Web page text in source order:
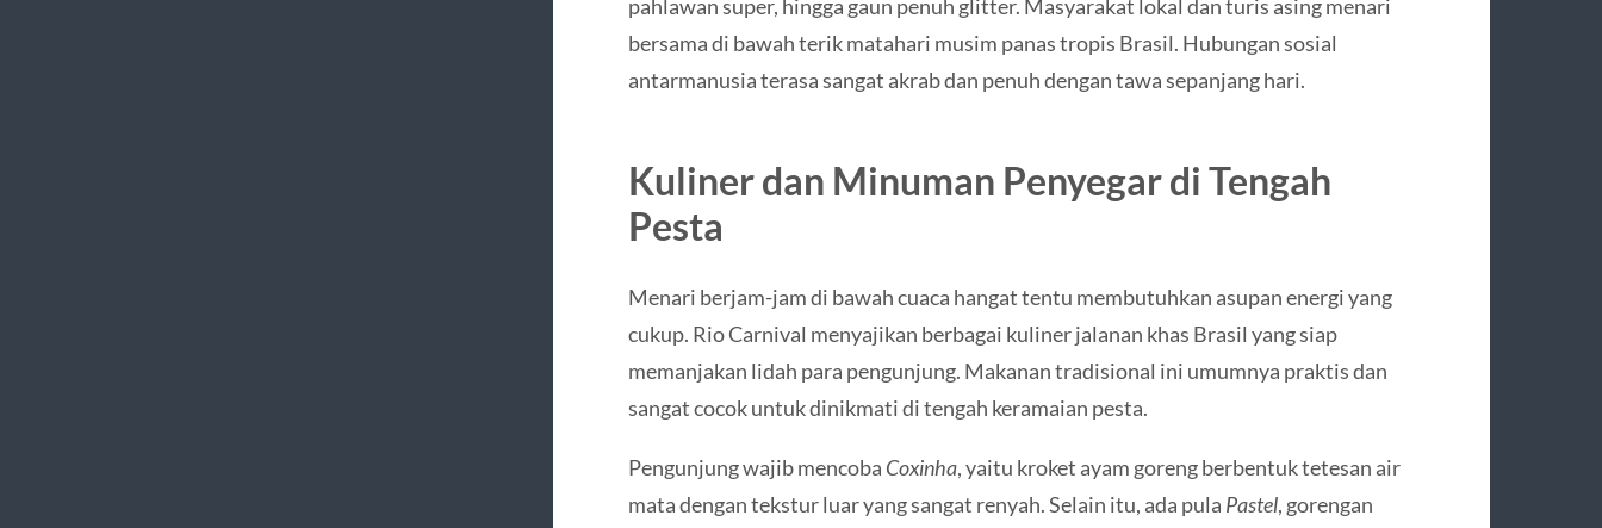
pahlawan super, hingga gaun penuh glitter. Masyarakat lokal dan turis asing menari
bersama di bawah terik matahari musim panas tropis Brasil. Hubungan sosial
antarmanusia terasa sangat akrab dan penuh dengan tawa sepanjang hari.
Kuliner dan Minuman Penyegar di Tengah
Pesta
Menari berjam-jam di bawah cuaca hangat tentu membutuhkan asupan energi yang
cukup. Rio Carnival menyajikan berbagai kuliner jalanan khas Brasil yang siap
memanjakan lidah para pengunjung. Makanan tradisional ini umumnya praktis dan
sangat cocok untuk dinikmati di tengah keramaian pesta.
Pengunjung wajib mencoba Coxinha, yaitu kroket ayam goreng berbentuk tetesan air
mata dengan tekstur luar yang sangat renyah. Selain itu, ada pula Pastel, gorengan